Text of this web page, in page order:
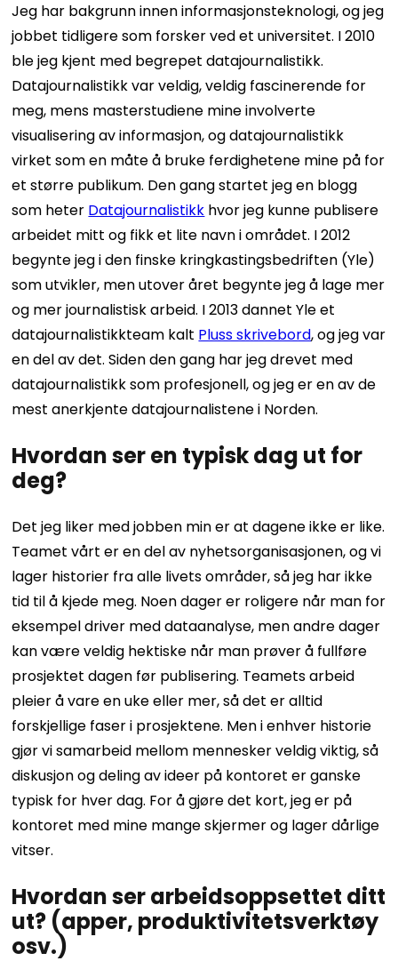
Jeg har bakgrunn innen informasjonsteknologi, og jeg
jobbet tidligere som forsker ved et universitet. I 2010
ble jeg kjent med begrepet datajournalistikk.
Datajournalistikk var veldig, veldig fascinerende for
meg, mens masterstudiene mine involverte
visualisering av informasjon, og datajournalistikk
virket som en måte å bruke ferdighetene mine på for
et større publikum. Den gang startet jeg en blogg
som heter Datajournalistikk hvor jeg kunne publisere
arbeidet mitt og fikk et lite navn i området. I 2012
begynte jeg i den finske kringkastingsbedriften (Yle)
som utvikler, men utover året begynte jeg å lage mer
og mer journalistisk arbeid. I 2013 dannet Yle et
datajournalistikkteam kalt Pluss skrivebord, og jeg var
en del av det. Siden den gang har jeg drevet med
datajournalistikk som profesjonell, og jeg er en av de
mest anerkjente datajournalistene i Norden.
Hvordan ser en typisk dag ut for
deg?
Det jeg liker med jobben min er at dagene ikke er like.
Teamet vårt er en del av nyhetsorganisasjonen, og vi
lager historier fra alle livets områder, så jeg har ikke
tid til å kjede meg. Noen dager er roligere når man for
eksempel driver med dataanalyse, men andre dager
kan være veldig hektiske når man prøver å fullføre
prosjektet dagen før publisering. Teamets arbeid
pleier å vare en uke eller mer, så det er alltid
forskjellige faser i prosjektene. Men i enhver historie
gjør vi samarbeid mellom mennesker veldig viktig, så
diskusjon og deling av ideer på kontoret er ganske
typisk for hver dag. For å gjøre det kort, jeg er på
kontoret med mine mange skjermer og lager dårlige
vitser.
Hvordan ser arbeidsoppsettet ditt
ut? (apper, produktivitetsverktøy
osv.)